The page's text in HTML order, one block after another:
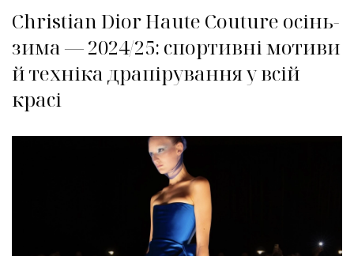
Christian Dior Haute Couture осінь-
зима — 2024/25: спортивні мотиви
й техніка драпірування у всій
красі